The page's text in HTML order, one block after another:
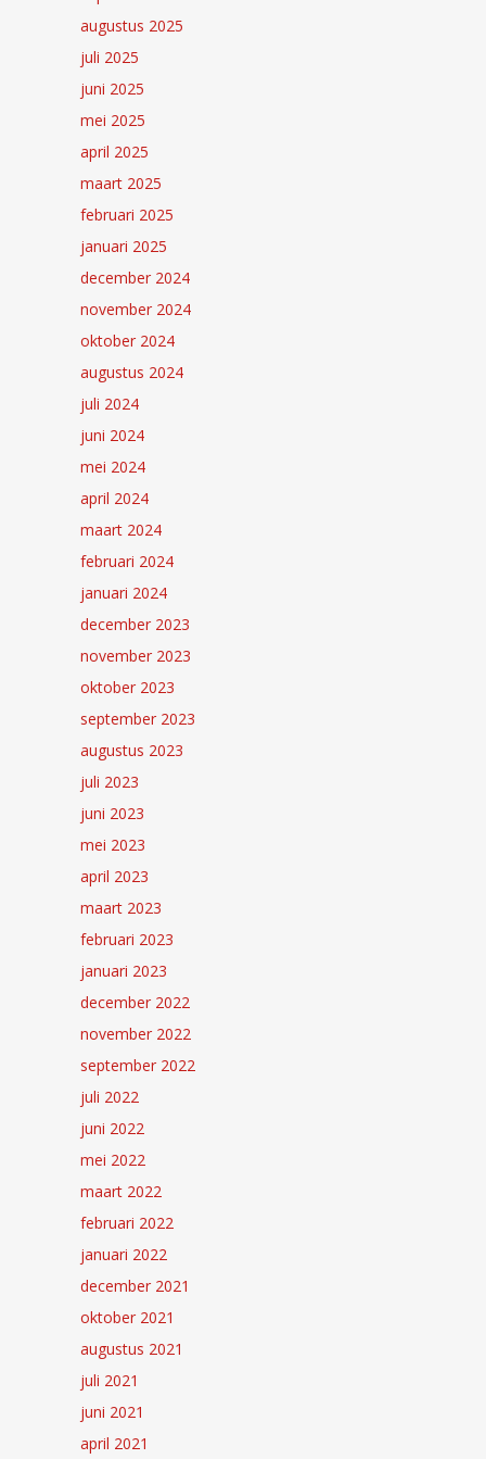
augustus 2025
juli 2025
juni 2025
mei 2025
april 2025
maart 2025
februari 2025
januari 2025
december 2024
november 2024
oktober 2024
augustus 2024
juli 2024
juni 2024
mei 2024
april 2024
maart 2024
februari 2024
januari 2024
december 2023
november 2023
oktober 2023
september 2023
augustus 2023
juli 2023
juni 2023
mei 2023
april 2023
maart 2023
februari 2023
januari 2023
december 2022
november 2022
september 2022
juli 2022
juni 2022
mei 2022
maart 2022
februari 2022
januari 2022
december 2021
oktober 2021
augustus 2021
juli 2021
juni 2021
april 2021